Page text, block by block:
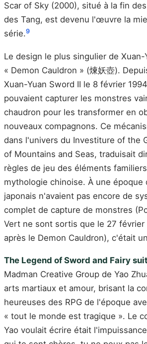
Scar of Sky (2000), situé à la fin
des Tang, est devenu l'œuvre la
série.9
Le design le plus singulier de
« Demon Cauldron » (煉妖壺).
Xuan-Yuan Sword II le 8 février
pouvaient capturer les monstres
chaudron pour les transformer en
nouveaux compagnons. Ce
dans l'univers du Investiture of the
of Mountains and Seas, traduisait
règles de jeu des éléments
mythologie chinoise. À une époque
japonais n'avaient pas encore de
complet de capture de monstres
Vert ne sont sortis que le 27 février
après le Demon Cauldron), c'était
The Legend of Sword and Fairy
Madman Creative Group de Yao
arts martiaux et amour, brisant la
heureuses des RPG de l'époque
« tout le monde est tragique ». Le
Yao voulait écrire était